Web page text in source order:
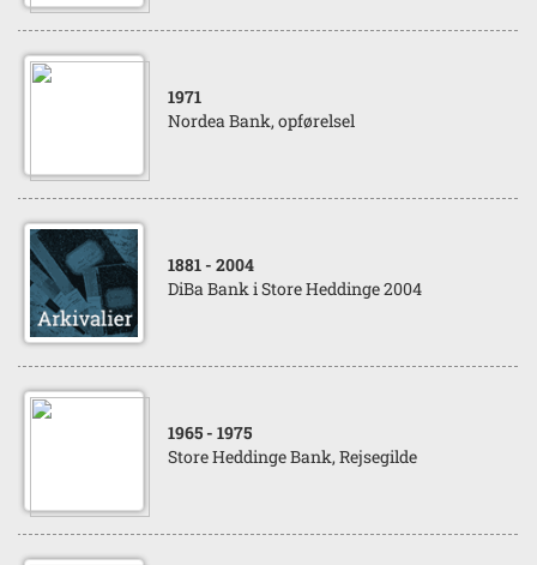
1971
Nordea Bank, opførelsel
1881 - 2004
DiBa Bank i Store Heddinge 2004
1965 - 1975
Store Heddinge Bank, Rejsegilde